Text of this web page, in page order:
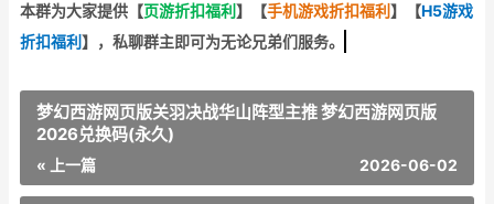
本群为大家提供【页游折扣福利 】 【手机游戏折扣福利 】 【H5游戏
折扣福利 】 ，私聊群主即可为无论兄弟们服务。
梦幻西游网页版关羽决战华山阵型主推 梦幻西游网页版
2026兑换码(永久)
« 上一篇 2026-06-02